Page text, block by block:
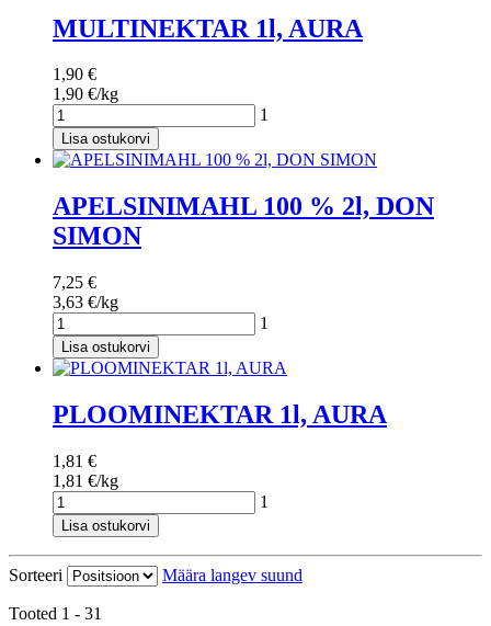
MULTINEKTAR 1l, AURA
1,90 €
1,90 €/kg
1
Lisa ostukorvi
APELSINIMAHL 100 % 2l, DON
SIMON
7,25 €
3,63 €/kg
1
Lisa ostukorvi
PLOOMINEKTAR 1l, AURA
1,81 €
1,81 €/kg
1
Lisa ostukorvi
Sorteeri Määra langev suund
Tooted 1 - 31